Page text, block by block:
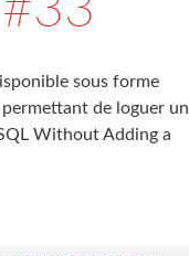
sous forme
de loguer un
Without Adding a